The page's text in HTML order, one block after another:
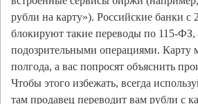
рубли на карту»). Российские банки с
блокируют такие переводы по 115-ФЗ,
подозрительными операциями. Карту
полгода, а вас попросят объяснить
Чтобы этого избежать, всегда
там продавец переводит вам рубли с